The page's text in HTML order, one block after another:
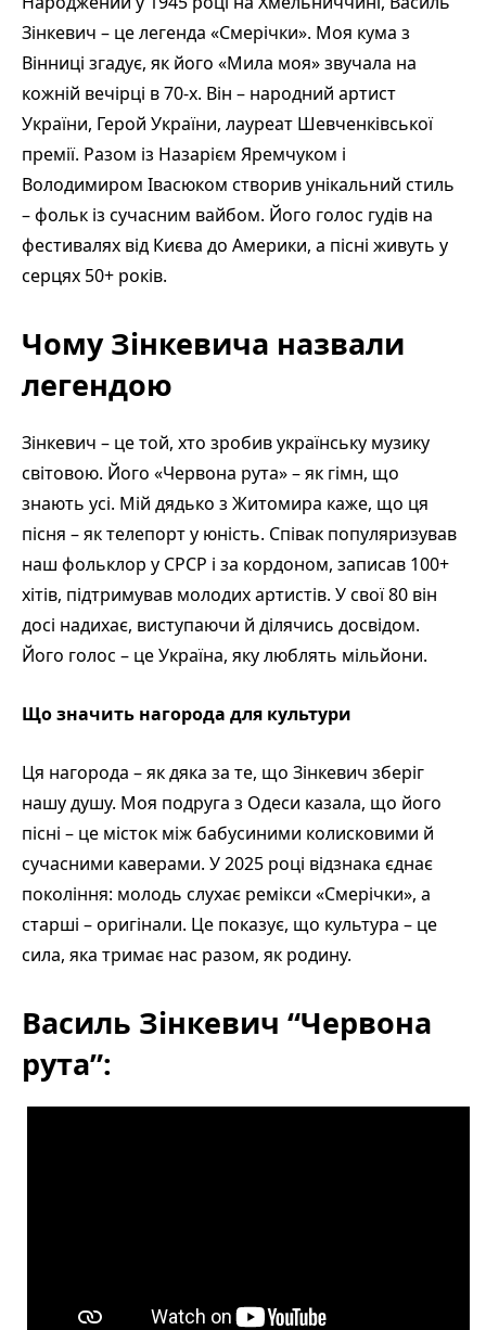
Зінкевич – це легенда «Смерічки». Моя кума з
Вінниці згадує, як його «Мила моя» звучала на
кожній вечірці в 70-х. Він – народний артист
України, Герой України, лауреат Шевченківської
премії. Разом із Назарієм Яремчуком і
Володимиром Івасюком створив унікальний стиль
– фольк із сучасним вайбом. Його голос гудів на
фестивалях від Києва до Америки, а пісні живуть у
серцях 50+ років.
Чому Зінкевича назвали
легендою
Зінкевич – це той, хто зробив українську музику
світовою. Його «Червона рута» – як гімн, що
знають усі. Мій дядько з Житомира каже, що ця
пісня – як телепорт у юність. Співак популяризував
наш фольклор у СРСР і за кордоном, записав 100+
хітів, підтримував молодих артистів. У свої 80 він
досі надихає, виступаючи й ділячись досвідом.
Його голос – це Україна, яку люблять мільйони.
Що значить нагорода для культури
Ця нагорода – як дяка за те, що Зінкевич зберіг
нашу душу. Моя подруга з Одеси казала, що його
пісні – це місток між бабусиними колисковими й
сучасними каверами. У 2025 році відзнака єднає
покоління: молодь слухає ремікси «Смерічки», а
старші – оригінали. Це показує, що культура – це
сила, яка тримає нас разом, як родину.
Василь Зінкевич “Червона
рута”: